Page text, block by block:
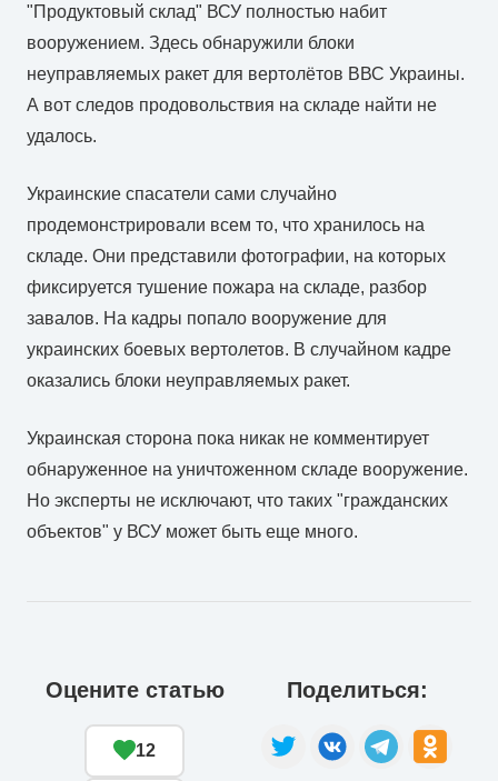
"Продуктовый склад" ВСУ полностью набит
вооружением. Здесь обнаружили блоки
неуправляемых ракет для вертолётов ВВС Украины.
А вот следов продовольствия на складе найти не
удалось.
Украинские спасатели сами случайно
продемонстрировали всем то, что хранилось на
складе. Они представили фотографии, на которых
фиксируется тушение пожара на складе, разбор
завалов. На кадры попало вооружение для
украинских боевых вертолетов. В случайном кадре
оказались блоки неуправляемых ракет.
Украинская сторона пока никак не комментирует
обнаруженное на уничтоженном складе вооружение.
Но эксперты не исключают, что таких "гражданских
объектов" у ВСУ может быть еще много.
Оцените статью
12
Поделиться: